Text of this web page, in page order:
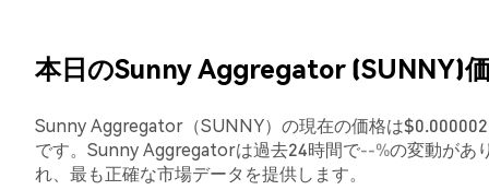
本日のSunny Aggregator (SUNNY)
Sunny Aggregator（SUNNY）の現在の価格は
です。Sunny Aggregatorは過去24時間で--%の変動があ
れ、最も正確な市場データを提供します。